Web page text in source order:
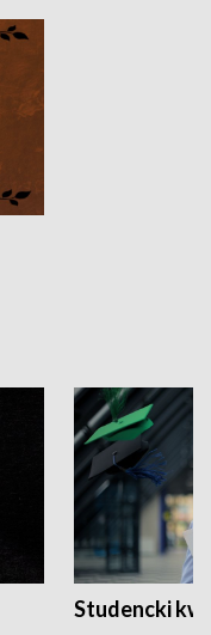
Studencki